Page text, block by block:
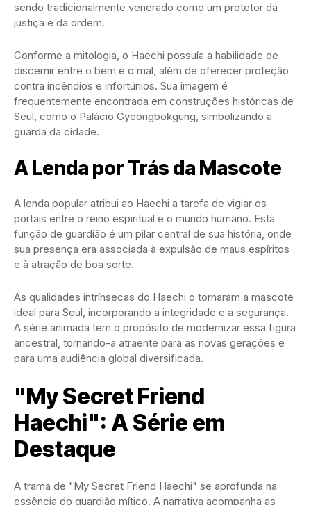
sendo tradicionalmente venerado como um protetor da
justiça e da ordem.
Conforme a mitologia, o Haechi possuía a habilidade de
discernir entre o bem e o mal, além de oferecer proteção
contra incêndios e infortúnios. Sua imagem é
frequentemente encontrada em construções históricas de
Seul, como o Palácio Gyeongbokgung, simbolizando a
guarda da cidade.
A Lenda por Trás da Mascote
A lenda popular atribui ao Haechi a tarefa de vigiar os
portais entre o reino espiritual e o mundo humano. Esta
função de guardião é um pilar central de sua história, onde
sua presença era associada à expulsão de maus espíritos
e à atração de boa sorte.
As qualidades intrínsecas do Haechi o tornaram a mascote
ideal para Seul, incorporando a integridade e a segurança.
A série animada tem o propósito de modernizar essa figura
ancestral, tornando-a atraente para as novas gerações e
para uma audiência global diversificada.
"My Secret Friend
Haechi": A Série em
Destaque
A trama de "My Secret Friend Haechi" se aprofunda na
essência do guardião mítico. A narrativa acompanha as